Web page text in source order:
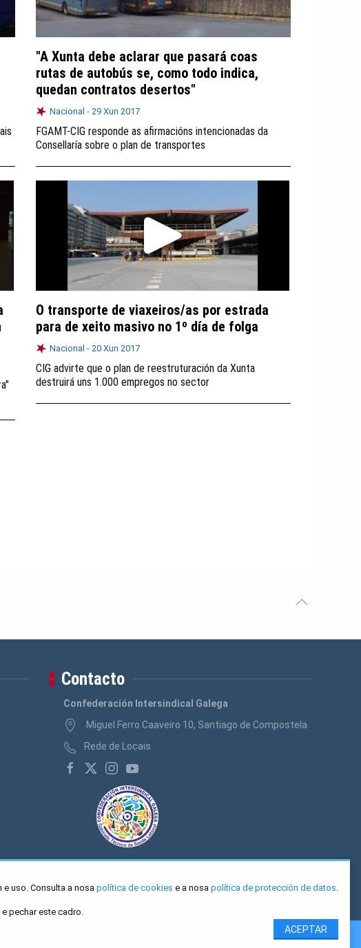
"A Xunta debe aclarar que pasará coas
rutas de autobús se, como todo indica,
quedan contratos desertos"
Nacional - 29 Xun 2017
FGAMT-CIG responde as afirmacións intencionadas da
Consellaría sobre o plan de transportes
O transporte de viaxeiros/as por estrada
para de xeito masivo no 1º día de folga
Nacional - 20 Xun 2017
CIG advirte que o plan de reestruturación da Xunta
destruirá uns 1.000 empregos no sector
Contacto
Confederación Intersindical Galega
Miguel Ferro Caaveiro 10, Santiago de Compostela
Rede de Locais
uso. Consulta a nosapolítica de cookies e a nosa política de protección de datos.
pechar este cadro.
ACEPTAR